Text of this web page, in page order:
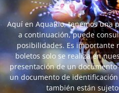
Aquí en AquaRio, tenemos una
a continuación, puede
posibilidades. Es importante
boletos solo se realiza en
presentación de un
un documento de
también están